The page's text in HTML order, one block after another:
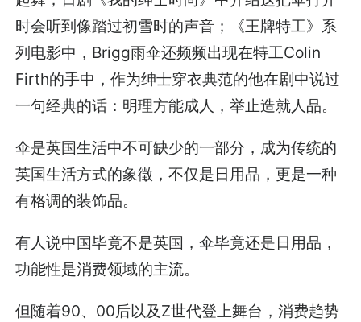
时会听到像踏过初雪时的声音；《王牌特工》系
列电影中，Brigg雨伞还频频出现在特工Colin
Firth的手中，作为绅士穿衣典范的他在剧中说过
一句经典的话：明理方能成人，举止造就人品。
伞是英国生活中不可缺少的一部分，成为传统的
英国生活方式的象徵，不仅是日用品，更是一种
有格调的装饰品。
有人说中国毕竟不是英国，伞毕竟还是日用品，
功能性是消费领域的主流。
但随着90、00后以及Z世代登上舞台，消费趋势